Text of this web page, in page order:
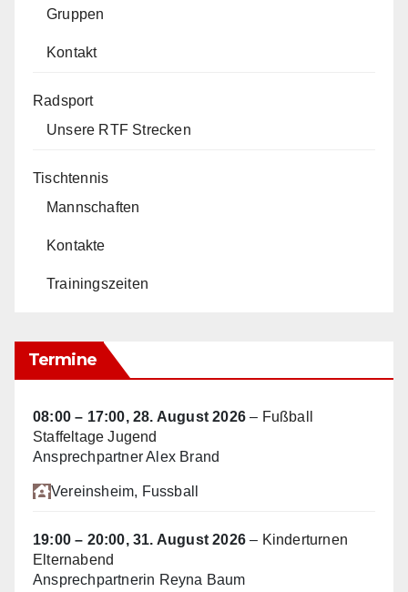
Gruppen
Kontakt
Radsport
Unsere RTF Strecken
Tischtennis
Mannschaften
Kontakte
Trainingszeiten
Termine
08:00 – 17:00,28. August 2026 – Fußball
Staffeltage Jugend
Ansprechpartner Alex Brand
Vereinsheim, Fussball
19:00 – 20:00,31. August 2026 – Kinderturnen
Elternabend
Ansprechpartnerin Reyna Baum